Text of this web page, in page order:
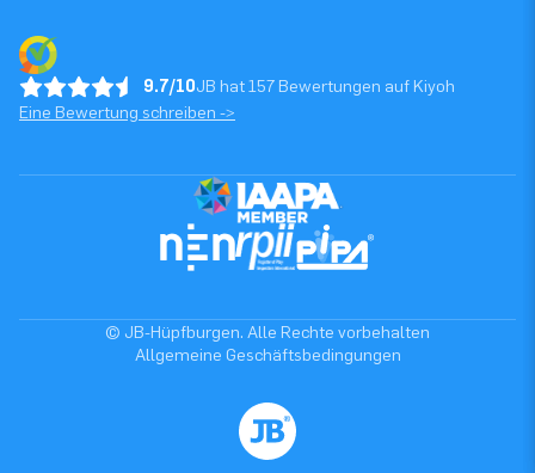
9.7/10JB hat 157 Bewertungen auf Kiyoh
Eine Bewertung schreiben ->
© JB-Hüpfburgen. Alle Rechte vorbehalten
Allgemeine Geschäftsbedingungen